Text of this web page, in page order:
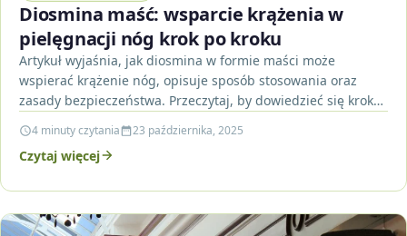
Diosmina maść: wsparcie krążenia w
pielęgnacji nóg krok po kroku
Artykuł wyjaśnia, jak diosmina w formie maści może
wspierać krążenie nóg, opisuje sposób stosowania oraz
zasady bezpieczeństwa. Przeczytaj, by dowiedzieć się krok
4 minuty czytania 23 października, 2025
Czytaj więcej